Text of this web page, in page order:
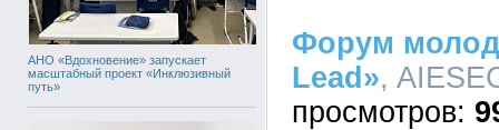
АНО «Вдохновение» запускает
масштабный проект «Инклюзивный
путь»
Форум
Lead»,